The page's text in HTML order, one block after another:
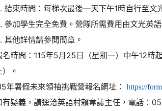
結束時間：每梯次最後一天下午1時自行至文
參加學生完全免費。營隊所需費用由文光英
其他詳情請參閱簡章。
名時間：115年5月25日（星期一）中午12時
）。
年暑假未來領袖挑戰營報名網址：https://
有疑義，請逕洽英語村賴韋誌主任，電話：